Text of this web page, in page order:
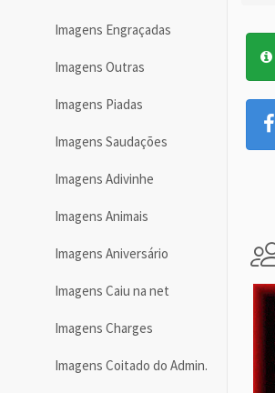
Imagens Engraçadas
Imagens Outras
Imagens Piadas
Imagens Saudações
Imagens Adivinhe
Imagens Animais
Imagens Aniversário
Imagens Caiu na net
Imagens Charges
Imagens Coitado do Admin.